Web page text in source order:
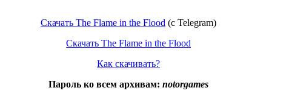
Скачать The Flame in the Flood (c Telegram)
Скачать The Flame in the Flood
Как скачивать?
Пароль ко всем архивам: notorgames